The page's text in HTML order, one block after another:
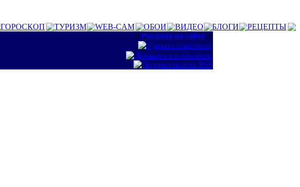
ГОРОСКОП ТУРИЗМ WEB-CAM ОБОИ ВИДЕО БЛОГИ
РЕЦЕПТЫ
:: Реклама на сайте ::